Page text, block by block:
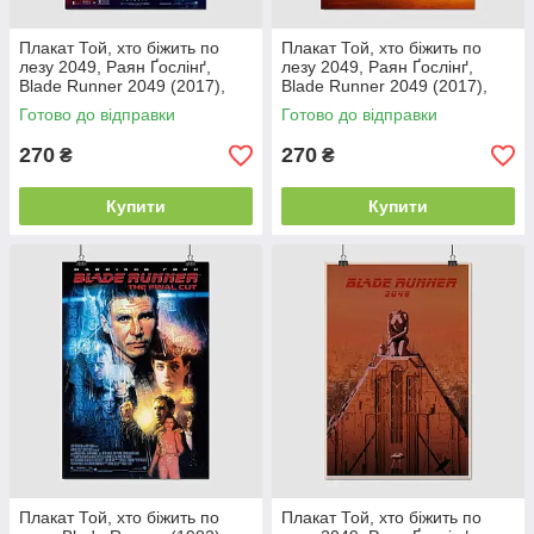
Плакат Той, хто біжить по
лезу 2049, Раян Ґослінґ,
Blade Runner 2049 (2017),
Gosling, 60×39 см
Готово до відправки
270 ₴
Купити
Плакат Той, хто біжить по
лезу 2049, Раян Ґослінґ,
Blade Runner 2049 (2017),
Gosling, 60×43 см
Готово до відправки
270 ₴
Купити
Плакат Той, хто біжить по
Плакат Той, хто біжить по